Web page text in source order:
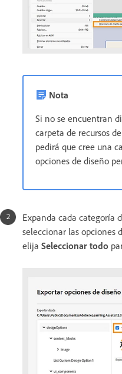
Nota
Si no se encuentran
carpeta de recursos
pedirá que cree una
opciones de diseño
Expanda cada categoría
seleccionar las opciones
elija Seleccionar todo